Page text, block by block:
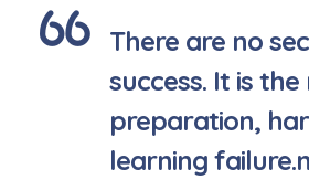
There are no
success. It is
preparation,
learning